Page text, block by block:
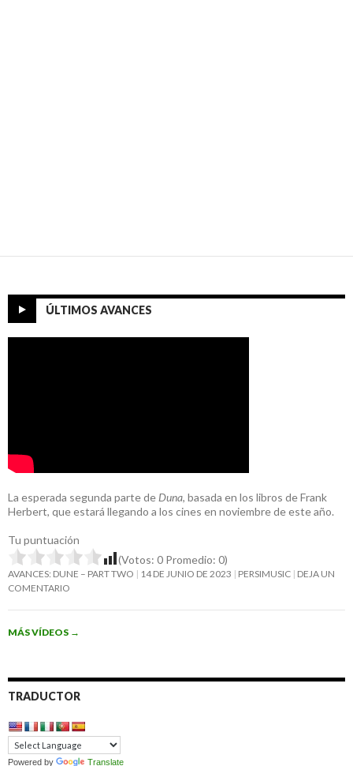
ÚLTIMOS AVANCES
La esperada segunda parte de Duna, basada en los libros de Frank
Herbert, que estará llegando a los cines en noviembre de este año.
Tu puntuación
(Votos: 0 Promedio: 0)
AVANCES: DUNE – PART TWO 14 DE JUNIO DE 2023 PERSIMUSIC DEJA UN
COMENTARIO
MÁS VÍDEOS →
TRADUCTOR
Powered by Translate